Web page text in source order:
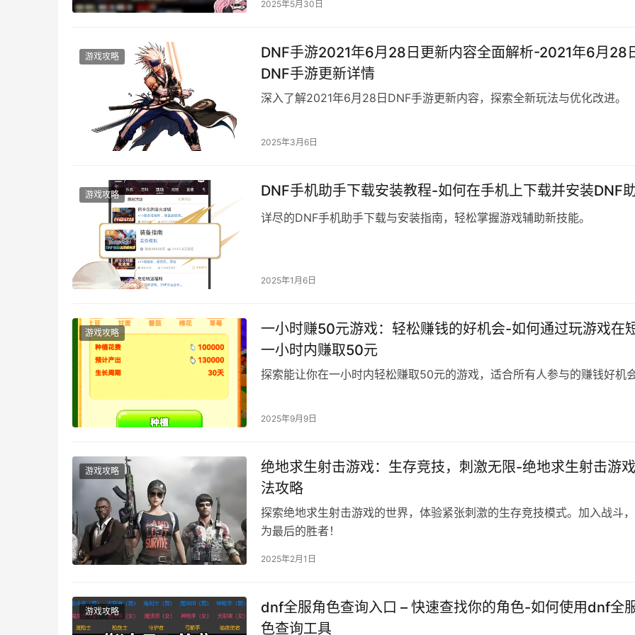
2025年5月30日
游戏攻略
DNF手游2021年6月28日更新内容全面解析-2021年6月28
DNF手游更新详情
深入了解2021年6月28日DNF手游更新内容，探索全新玩法与优化改进。
2025年3月6日
游戏攻略 DNF手机助手下载安装教程-如何在手机上下载并安装DNF
详尽的DNF手机助手下载与安装指南，轻松掌握游戏辅助新技能。
2025年1月6日
游戏攻略
一小时赚50元游戏：轻松赚钱的好机会-如何通过玩游戏在
一小时内赚取50元
探索能让你在一小时内轻松赚取50元的游戏，适合所有人参与的赚钱好机
2025年9月9日
游戏攻略
绝地求生射击游戏：生存竞技，刺激无限-绝地求生射击游
法攻略
探索绝地求生射击游戏的世界，体验紧张刺激的生存竞技模式。加入战斗
为最后的胜者！
2025年2月1日
游戏攻略
dnf全服角色查询入口 – 快速查找你的角色-如何使用dnf全
色查询工具